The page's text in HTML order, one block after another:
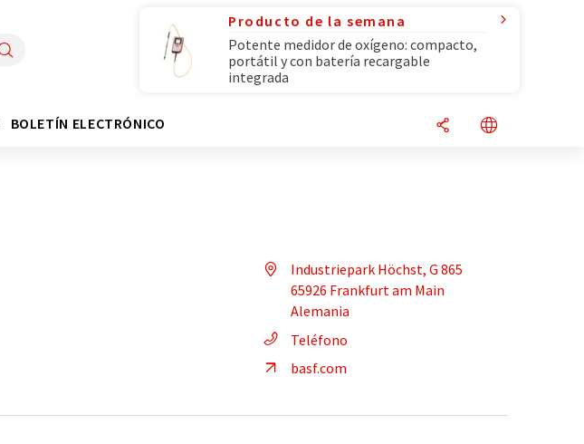
Producto de la semana
Potente medidor de oxígeno: compacto,
portátil y con batería recargable
integrada
BOLETÍN ELECTRÓNICO
Industriepark Höchst, G 865
65926 Frankfurt am Main
Alemania
Teléfono
basf.com